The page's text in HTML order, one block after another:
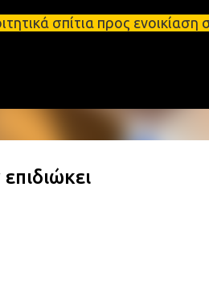
περιεχόμενο
ενοικίαση στη Σπάρτη